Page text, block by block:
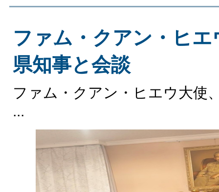
ファム・クアン・ヒエ
県知事と会談
ファム・クアン・ヒエウ大使
...